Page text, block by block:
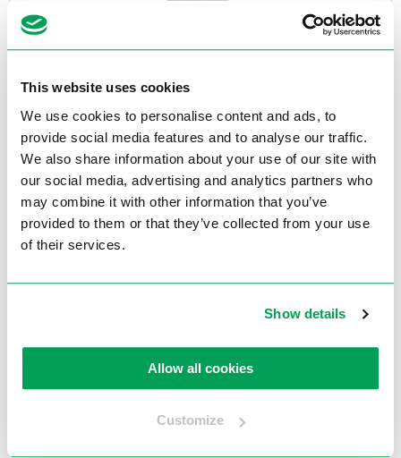
This website uses cookies
We use cookies to personalise content and ads, to
provide social media features and to analyse our traffic.
We also share information about your use of our site with
our social media, advertising and analytics partners who
may combine it with other information that you’ve
provided to them or that they’ve collected from your use
of their services.
Show details
Allow all cookies
Customize
Erlo SHE Serie
Bekijk assortiment
Erlo tafelboormachines staan bekend om hun compacte formaat en
industriële kracht, waardoor ze ideaal zijn voor precisiebewerkingen
in werkplaatsen en productiefaciliteiten. Dankzij hun robuuste
het boren van metalen, kunststoffen en andere materialen. Bij
Electrotool vindt u een zorgvuldig geselecteerd assortiment
tafelboormachines, ontworpen voor professioneel gebruik en
maximale betrouwbaarheid.